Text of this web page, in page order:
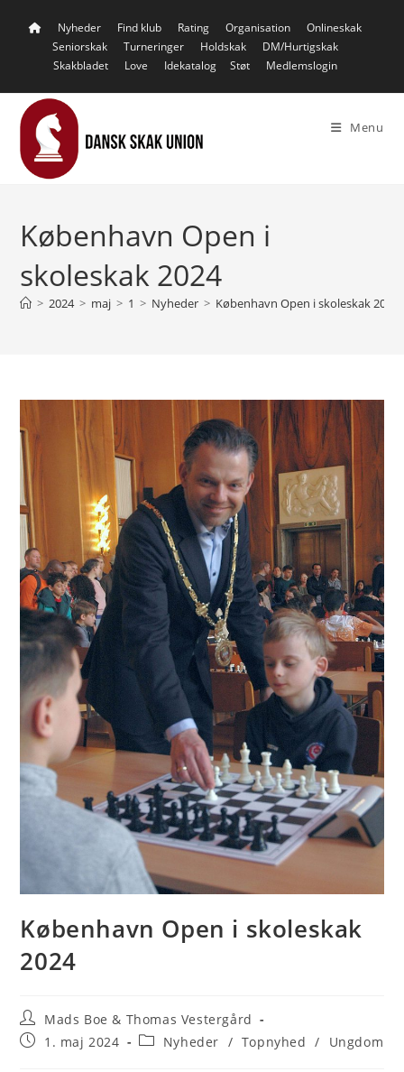
Nyheder Find klub Rating Organisation
Onlineskak
Seniorskak
Turneringer Holdskak
DM/Hurtigskak
Skakbladet
Love Idekatalog Støt Medlemslogin
Menu
København Open i
skoleskak 2024
> 2024 > maj > 1 > Nyheder > København Open i skoleskak 2024
København Open i skoleskak
2024
Post
author:
Mads Boe & Thomas Vestergård
Post1. maj 2024
PostNyheder / Topnyhed / Ungdom